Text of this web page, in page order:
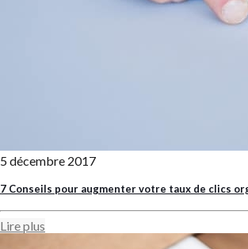
5 décembre 2017
7 Conseils pour augmenter votre taux de clics
Lire plus